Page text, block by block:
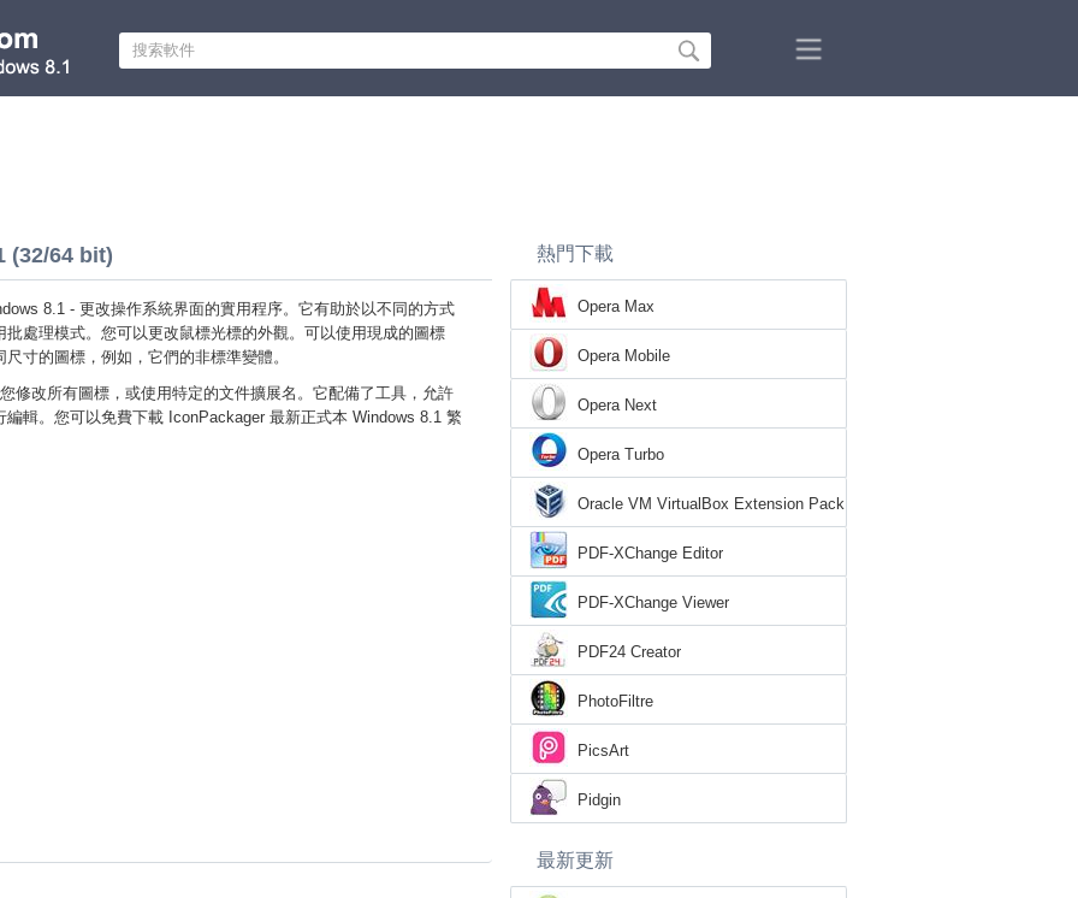
(32/64 bit)
8.1 - 更改操作系統界面的實用程序。它有助於以不同的方式
批處理模式。您可以更改鼠標光標的外觀。可以使用現成的圖標
寸的圖標，例如，它們的非標準變體。
修改所有圖標，或使用特定的文件擴展名。它配備了工具，允許
編輯。您可以免費下載 IconPackager 最新正式本 Windows 8.1 繁
熱門下載
Opera Max
Opera Mobile
Opera Next
Opera Turbo
Oracle VM VirtualBox Extension Pack
PDF-XChange Editor
PDF-XChange Viewer
PDF24 Creator
PhotoFiltre
PicsArt
Pidgin
最新更新